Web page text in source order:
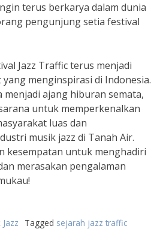
terus berkarya dalam dunia
pengunjung setia festival
Jazz Traffic terus menjadi
menginspirasi di Indonesia.
menjadi ajang hiburan semata,
untuk memperkenalkan
luas dan
musik jazz di Tanah Air.
kesempatan untuk menghadiri
merasakan pengalaman
Tagged sejarah jazz traffic